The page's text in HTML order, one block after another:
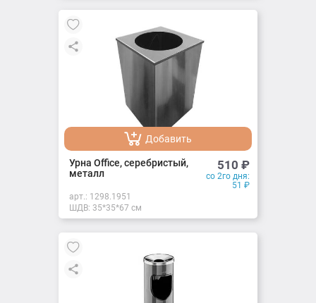
Добавить
Добавлено
Урна Office, серебристый,
металл
510 ₽
со 2го дня:
51 ₽
арт.: 1298.1951
ШДВ: 35*35*67 см